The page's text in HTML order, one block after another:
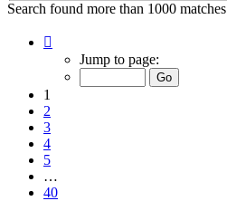
Search found more than 1000 matches
Jump to page:
1
2
3
4
5
…
40